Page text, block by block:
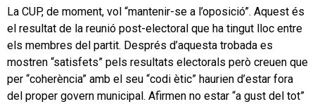
La CUP, de moment, vol “mantenir-se a l’oposició”. Aquest és
el resultat de la reunió post-electoral que ha tingut lloc entre
els membres del partit. Després d’aquesta trobada es
mostren “satisfets” pels resultats electorals però creuen que
per “coherència” amb el seu “codi ètic” haurien d’estar fora
del proper govern municipal. Afirmen no estar “a gust del tot”